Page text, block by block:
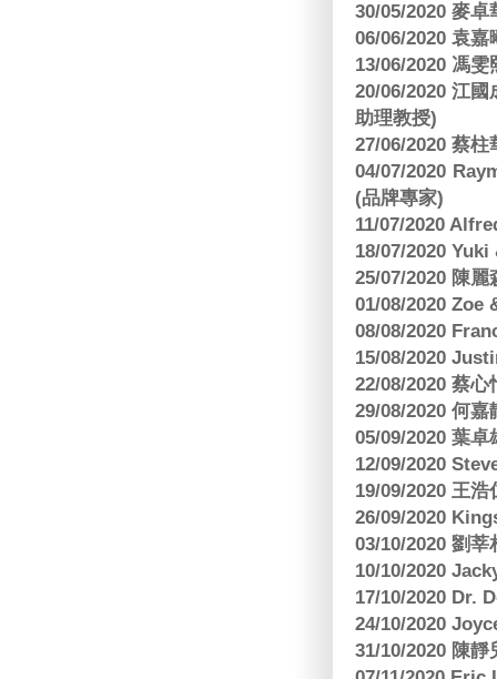
30/05/2020 麥
06/06/2020 袁
13/06/2020 馮
20/06/2020 江
助理教授)
27/06/2020 蔡
04/07/2020
(品牌專家)
11/07/2020
18/07/2020
25/07/2020 陳
01/08/2020 Zoe
08/08/2020
15/08/2020
22/08/2020 蔡
29/08/2020 何
05/09/2020 葉
12/09/2020
19/09/2020 王
26/09/2020
03/10/2020 劉
10/10/2020
17/10/2020 Dr.
24/10/2020
31/10/2020 陳